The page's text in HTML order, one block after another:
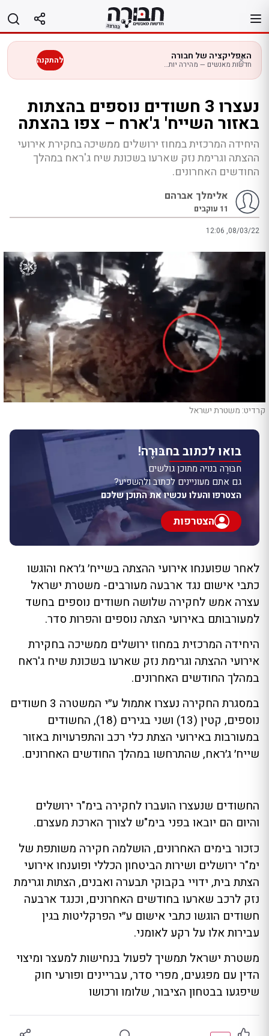
לתוכן
האפליקציה של חבורה
חדשות מאנשים — מהירה יותר בנייד להתקנה
נעצרו 3 חשודים נוספים בהצתות
באזור השייח' ג'ארח – צפו בהצתה
היחידה המרכזית במחוז ירושלים ממשיכה בחקירת אירועי
ההצתה וגרימת נזק שארעו בשכונת שיח ג'ראח במהלך
החודשים האחרונים.
אלימלך אברהם
11 עוקבים
12:06 ,08/03/22
קרדיט: משטרת ישראל
בואו לכתוב בחבּוּרֶה!
חבּוּרֶה בנויה מתוכן גולשים.
גם אתם מעוניינים לכתוב ולהשפיע?
הצטרפו והעלו עכשיו את התוכן שלכם
הצטרפות
לאחר שפוענחו אירועי ההצתה בשייח׳ ג׳ראח והוגשו
כתבי אישום נגד ארבעה מעורבים- משטרת ישראל
עצרה אמש לחקירה שלושה חשודים נוספים בחשד
למעורבותם באירועי הצתה נוספים והפרות סדר.
היחידה המרכזית במחוז ירושלים ממשיכה בחקירת
אירועי ההצתה וגרימת נזק שארעו בשכונת שיח ג'ראח
במהלך החודשים האחרונים.
במסגרת החקירה נעצרו אתמול ע״י המשטרה 3 חשודים
נוספים, קטין (13) ושני בגירים (18), החשודים
במעורבות באירועי הצתת כלי רכב והתפרעויות באזור
שייח׳ ג׳ראח, שהתרחשו במהלך החודשים האחרונים.
החשודים שנעצרו הועברו לחקירה בימ"ר ירושלים
והיום הם יובאו בפני בימ"ש לצורך הארכת מעצרם.
כזכור בימים האחרונים, הושלמה חקירה משותפת של
ימ"ר ירושלים ושירות הביטחון הכללי ופוענחו אירועי
הצתת בית, ידויי בקבוקי תבערה ואבנים, הצתות וגרימת
נזק לרכב שארעו בחודשים האחרונים, וכנגד ארבעה
חשודים הוגשו כתבי אישום ע״י הפרקליטות בגין
עבירות אלו על רקע לאומני.
משטרת ישראל תמשיך לפעול בנחישות למעצר ומיצוי
הדין עם מפגעים, מפרי סדר, עבריינים ופורעי חוק
שיפגעו בבטחון הציבור, שלומו ורכושו